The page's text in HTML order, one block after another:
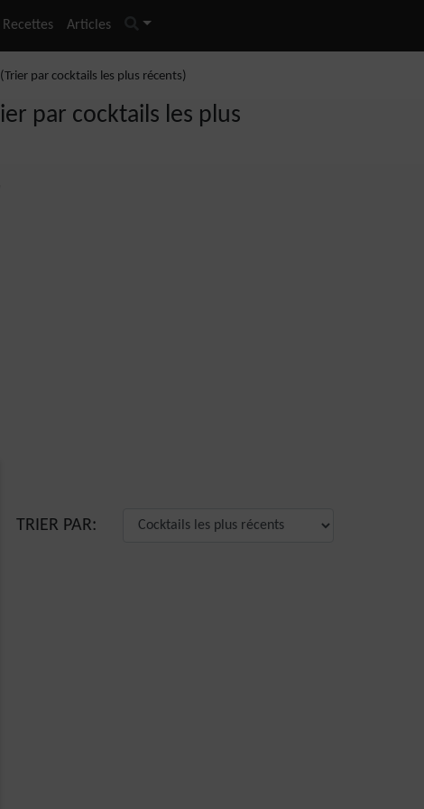
Articles
par cocktails les plus récents)
par cocktails les plus
TRIER PAR: